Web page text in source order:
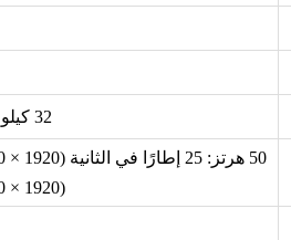
32 كيلو بت في الثانية ~ 16 ميجابت في الثانية
(1920 × 1080) ، 30 إطارًا في الثانية (1280 × 720)